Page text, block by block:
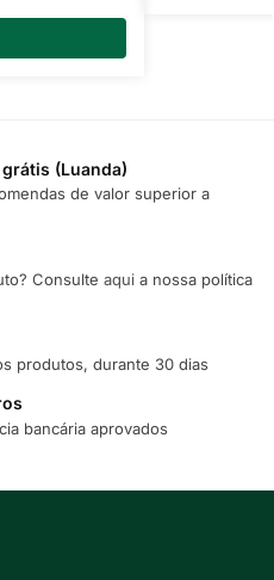
(Luanda)
de valor superior a
Consulte aqui a nossa política
produtos, durante 30 dias
bancária aprovados